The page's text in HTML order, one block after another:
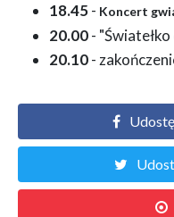
18.45- Koncert
20.00-
20.10-